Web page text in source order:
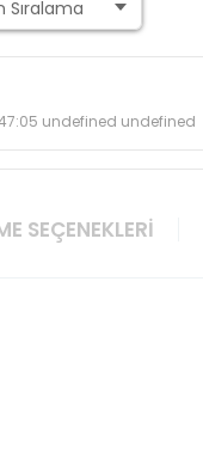
undefined undefined
SEÇENEKLERI